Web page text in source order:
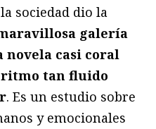
sociedad dio la
galería
novela casi coral
ritmo tan fluido
. Es un estudio sobre
y emocionales